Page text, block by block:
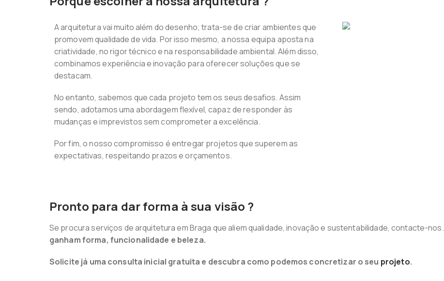
A arquitetura vai muito além do desenho; trata-se de criar ambientes que
promovem qualidade de vida. Por isso mesmo, a nossa equipa aposta na
criatividade, no rigor técnico e na responsabilidade ambiental. Além disso,
combinamos experiência e inovação para oferecer soluções que se
destacam.
No entanto, sabemos que cada projeto tem os seus desafios. Assim
sendo, adotamos uma abordagem flexível, capaz de responder às
mudanças e imprevistos sem comprometer a excelência.
Por fim, o nosso compromisso é entregar projetos que superem as
expectativas, respeitando prazos e orçamentos.
Pronto para dar forma à sua visão ?
Se procura serviços de arquitetura em Braga que aliem qualidade, inovação e sustentabilidade, contacte-nos.
ganham forma, funcionalidade e beleza.
Solicite já uma consulta inicial gratuita e descubra como podemos concretizar o seu projeto.